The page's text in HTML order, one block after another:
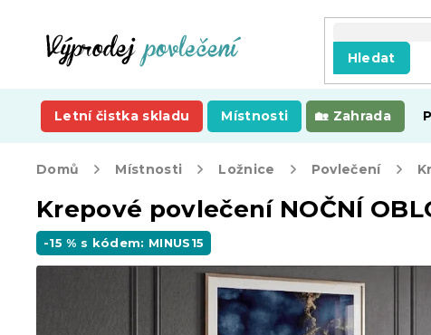
Hledat
Letní čistka skladu Místnosti Zahrada
Domů Místnosti Ložnice Povlečení
Krepové povlečení NOČNÍ
-15 % s kódem: MINUS15